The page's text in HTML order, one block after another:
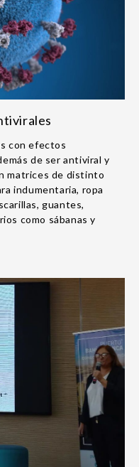
con efectos
de ser antiviral y
matrices de distinto
indumentaria, ropa
guantes,
como sábanas y